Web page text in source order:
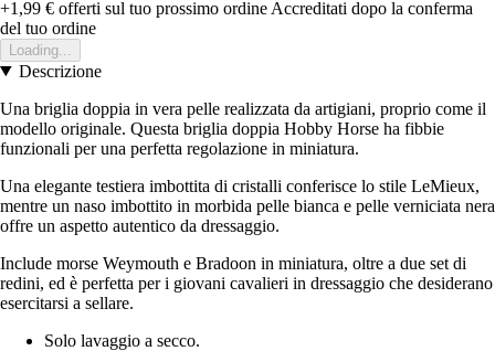
+1,99 € offerti sul tuo prossimo ordine Accreditati dopo la conferma
del tuo ordine
Loading...
Descrizione
Una briglia doppia in vera pelle realizzata da artigiani, proprio come il
modello originale. Questa briglia doppia Hobby Horse ha fibbie
funzionali per una perfetta regolazione in miniatura.
Una elegante testiera imbottita di cristalli conferisce lo stile LeMieux,
mentre un naso imbottito in morbida pelle bianca e pelle verniciata nera
offre un aspetto autentico da dressaggio.
Include morse Weymouth e Bradoon in miniatura, oltre a due set di
redini, ed è perfetta per i giovani cavalieri in dressaggio che desiderano
esercitarsi a sellare.
Solo lavaggio a secco.